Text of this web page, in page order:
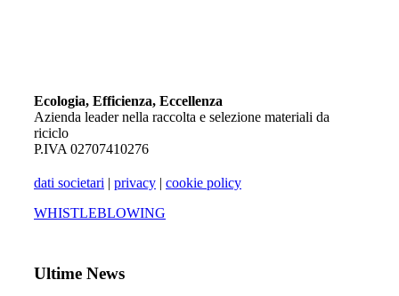
Ecologia, Efficienza, Eccellenza
Azienda leader nella raccolta e selezione materiali da
riciclo
P.IVA 02707410276
dati societari | privacy | cookie policy
WHISTLEBLOWING
Ultime News